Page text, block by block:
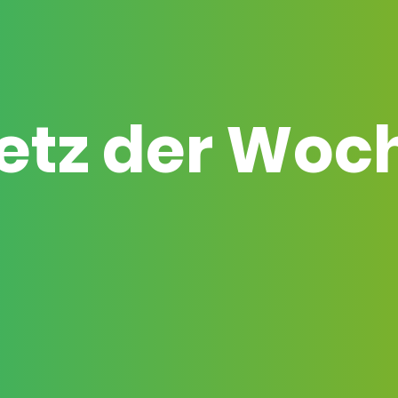
der